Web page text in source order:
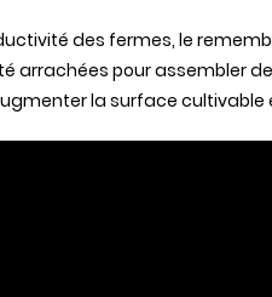
des fermes, le
arrachées pour assembler
la surface